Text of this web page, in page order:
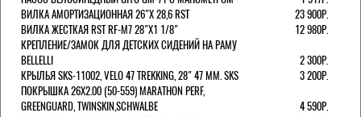
ВИЛКА АМОРТИЗАЦИОННАЯ 26"Х 28,6 RST
23 900Р.
ВИЛКА ЖЕСТКАЯ RST RF-M7 28"Х1 1/8"
12 980Р.
КРЕПЛЕНИЕ/ЗАМОК ДЛЯ ДЕТСКИХ СИДЕНИЙ НА РАМУ
BELLELLI
2 300Р.
КРЫЛЬЯ SKS-11002, VELO 47 TREKKING, 28" 47 ММ. SKS
3 200Р.
ПОКРЫШКА 26X2.00 (50-559) MARATHON PERF,
GREENGUARD, TWINSKIN,SCHWALBE
4 590Р.